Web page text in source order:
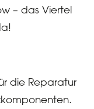
– das Viertel
die Reparatur